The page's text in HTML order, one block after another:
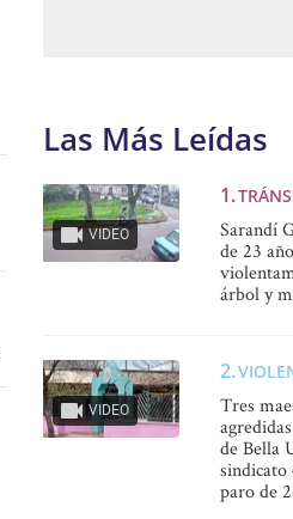
Las Más Leídas
VIDEO
Sarandí
de 23
árbol y
VIDEO
Tres
de Bella
sindicato
paro de